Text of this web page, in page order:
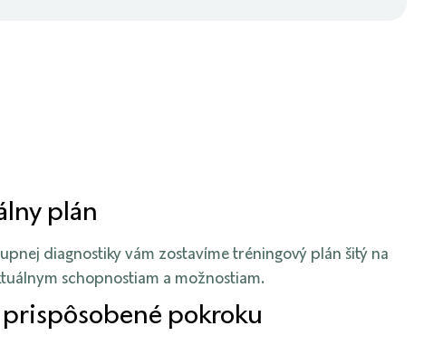
plán
diagnostiky vám zostavíme tréningový plán šitý na
schopnostiam a možnostiam.
pokroku